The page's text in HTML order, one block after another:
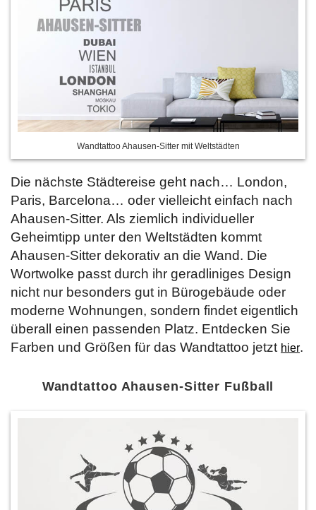
Wandtattoo Ahausen-Sitter mit Weltstädten
Die nächste Städtereise geht nach… London,
Paris, Barcelona… oder vielleicht einfach nach
Ahausen-Sitter. Als ziemlich individueller
Geheimtipp unter den Weltstädten kommt
Ahausen-Sitter dekorativ an die Wand. Die
Wortwolke passt durch ihr geradliniges Design
nicht nur besonders gut in Bürogebäude oder
moderne Wohnungen, sondern findet eigentlich
überall einen passenden Platz. Entdecken Sie
Farben und Größen für das Wandtattoo jetzt hier.
Wandtattoo Ahausen-Sitter Fußball